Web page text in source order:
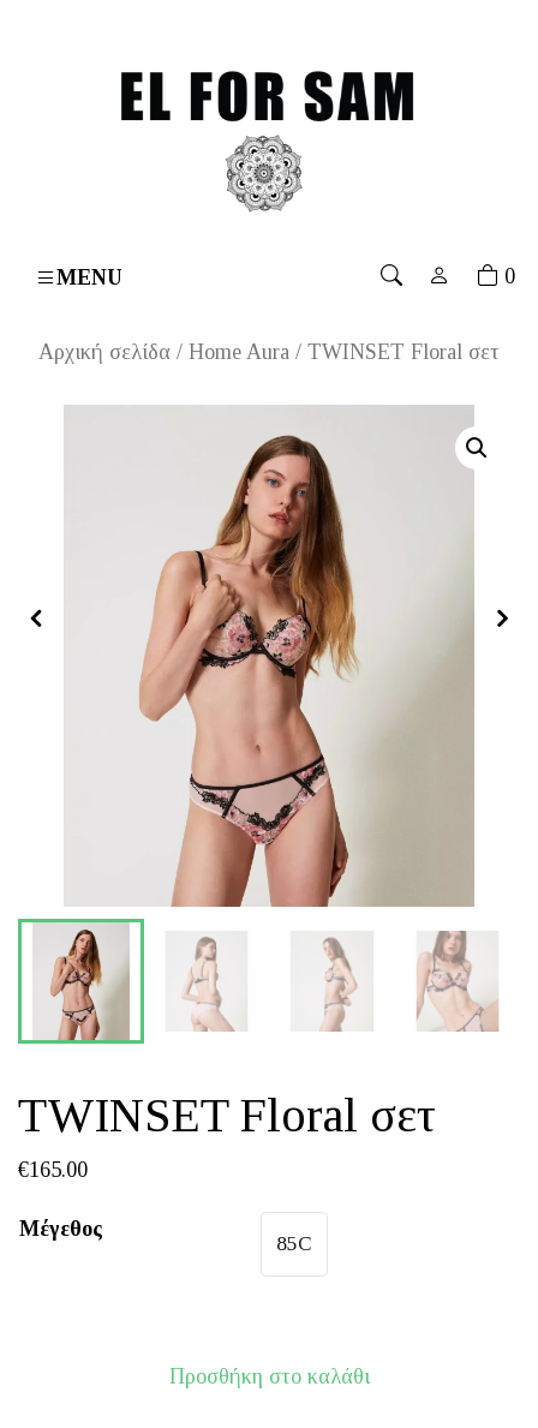
MENU 0
Αρχική σελίδα / Home Aura / TWINSET Floral σετ
TWINSET Floral σετ
€165.00
Μέγεθος
85C
Προσθήκη στο καλάθι